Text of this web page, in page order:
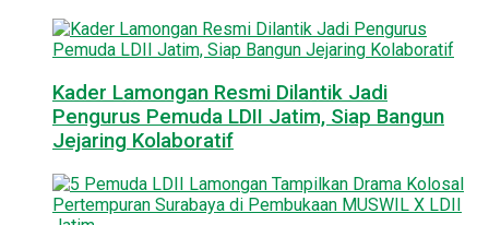
Kader Lamongan Resmi Dilantik Jadi
Pengurus Pemuda LDII Jatim, Siap Bangun
Jejaring Kolaboratif